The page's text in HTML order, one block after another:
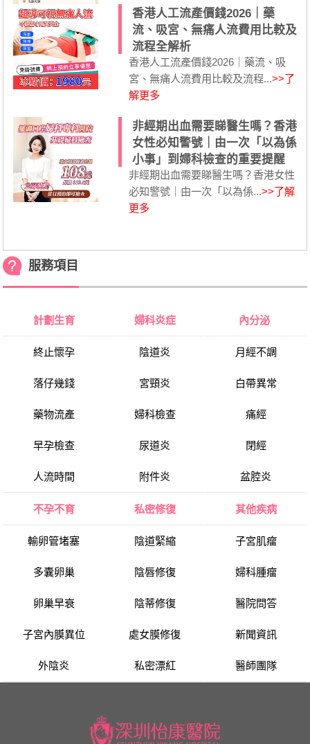
香港人工流產價錢2026｜藥
流、吸宮、無痛人流費用比較及
流程全解析
香港人工流產價錢2026｜藥流、吸
宮、無痛人流費用比較及流程...>>了
解更多
非經期出血需要睇醫生嗎？香港
女性必知警號｜由一次「以為係
小事」到婦科檢查的重要提醒
非經期出血需要睇醫生嗎？香港女性
必知警號｜由一次「以為係...>>了解
更多
服務項目
計劃生育
終止懷孕
落仔幾錢
藥物流產
早孕檢查
人流時間
婦科炎症
陰道炎
宮頸炎
婦科檢查
尿道炎
附件炎
內分泌
月經不調
白帶異常
痛經
閉經
盆腔炎
不孕不育
輸卵管堵塞
多囊卵巢
卵巢早衰
子宮內膜異位
外陰炎
私密修復
陰道緊縮
陰唇修復
陰蒂修復
處女膜修復
私密漂紅
其他疾病
子宮肌瘤
婦科腫瘤
醫院問答
新聞資訊
醫師團隊